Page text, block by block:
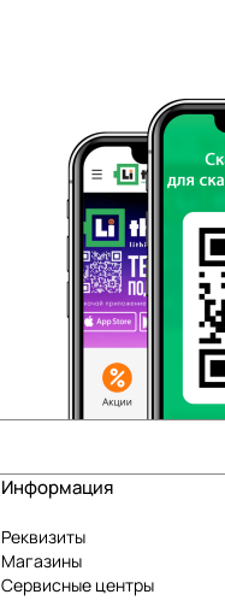
Информация
Реквизиты
Магазины
Сервисные центры